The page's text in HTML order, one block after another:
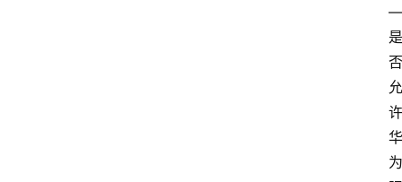
—
是
否
允
许
华
为